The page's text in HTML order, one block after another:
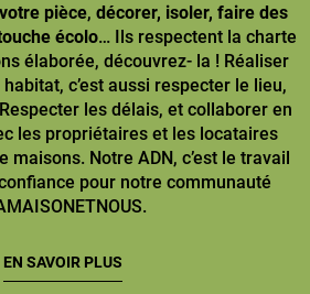
pièce, décorer, isoler, faire des
écolo… Ils respectent la charte
élaborée, découvrez- la ! Réaliser
c’est aussi respecter le lieu,
les délais, et collaborer en
les propriétaires et les locataires
maisons. Notre ADN, c’est le travail
pour notre communauté
EN SAVOIR PLUS